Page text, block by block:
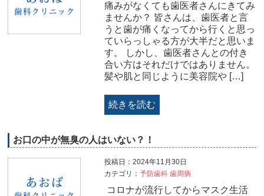
痛みがなくても歯医者さんにきてみ
ませんか？ 皆さんは、歯医者と言
うと歯が痛くなってから行くと思っ
ていらっしゃる方が大半だと思いま
す。 しかし、歯医者さんとの付き
合い方はそれだけではありません。
髪や肌と同じように美容院や […]
続きを読む
お口の中が無臭の人はいない？！
投稿日：2024年11月30日
カテゴリ： 予防歯科 歯周病
コロナが流行してからマスク生活